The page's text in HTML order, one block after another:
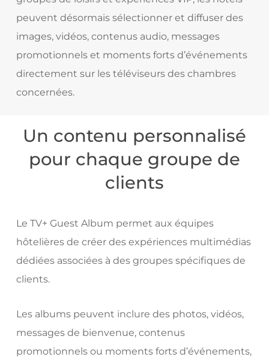
peuvent désormais sélectionner et diffuser des
images, vidéos, contenus audio, messages
promotionnels et moments forts d’événements
directement sur les téléviseurs des chambres
concernées.
Un contenu personnalisé
pour chaque groupe de
clients
Le TV+ Guest Album permet aux équipes
hôtelières de créer des expériences multimédias
dédiées associées à des groupes spécifiques de
clients.
Les albums peuvent inclure des photos, vidéos,
messages de bienvenue, contenus
promotionnels ou moments forts d’événements,